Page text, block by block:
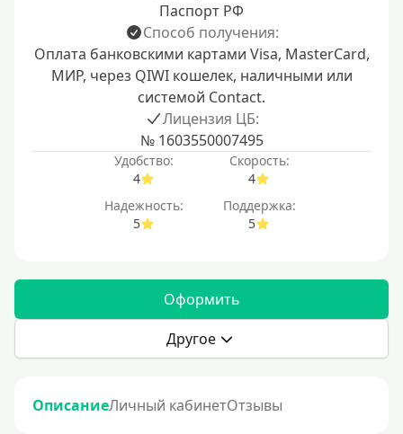
Паспорт РФ
Способ получения:
Оплата банковскими картами Visa, MasterCard,
МИР, через QIWI кошелек, наличными или
системой Contact.
Лицензия ЦБ:
№ 1603550007495
Удобство:
4
Скорость:
4
Надежность:
5
Поддержка:
5
Оформить
Другое
ОписаниеЛичный кабинетОтзывы